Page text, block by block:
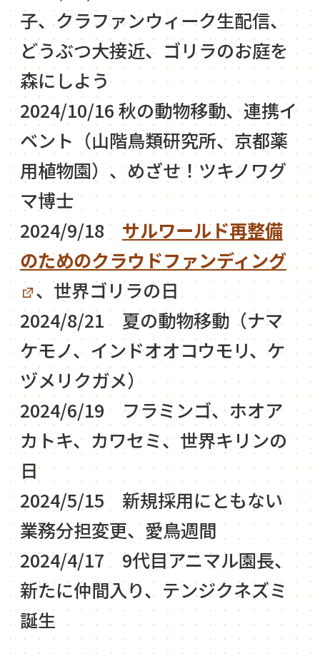
子、クラファンウィーク生配信、
どうぶつ大接近、ゴリラのお庭を
森にしよう
2024/10/16 秋の動物移動、連携イ
ベント（山階鳥類研究所、京都薬
用植物園）、めざせ！ツキノワグ
マ博士
2024/9/18 サルワールド再整備
のためのクラウドファンディング
、世界ゴリラの日
2024/8/21 夏の動物移動（ナマ
ケモノ、インドオオコウモリ、ケ
ヅメリクガメ）
2024/6/19 フラミンゴ、ホオア
カトキ、カワセミ、世界キリンの
日
2024/5/15 新規採用にともない
業務分担変更、愛鳥週間
2024/4/17 9代目アニマル園長、
新たに仲間入り、テンジクネズミ
誕生